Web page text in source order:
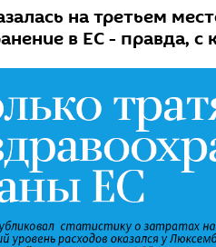
на третьем
в ЕС - правда, с